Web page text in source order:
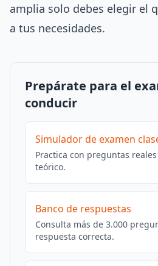
amplia solo debes elegir el
a tus necesidades.
Prepárate para el
conducir
Simulador de examen
Practica con preguntas
teórico.
Banco de respuestas
Consulta más de 3.000
respuesta correcta.